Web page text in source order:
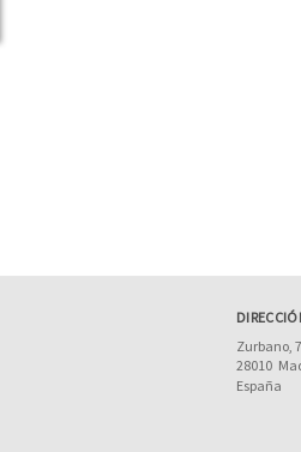
Zurbano,
28010
España